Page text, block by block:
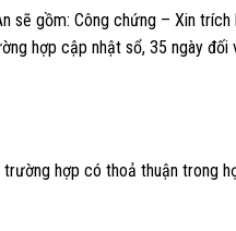
sẽ gồm: Công chứng – Xin
hợp cập nhật sổ, 35 ngày
hợp có thoả thuận trong